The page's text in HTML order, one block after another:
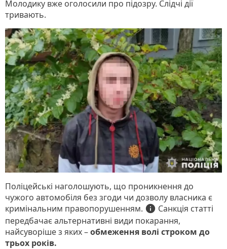
Молодику вже оголосили про підозру. Слідчі дії
тривають.
Поліцейські наголошують, що проникнення до
чужого автомобіля без згоди чи дозволу власника є
кримінальним правопорушенням. info Санкція статті
передбачає альтернативні види покарання,
найсуворіше з яких –обмеження волі строком до
трьох років.